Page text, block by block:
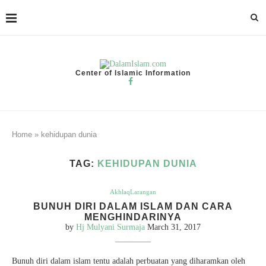
Center of Islamic Information
Home » kehidupan dunia
TAG: KEHIDUPAN DUNIA
AkhlaqLarangan
BUNUH DIRI DALAM ISLAM DAN CARA
MENGHINDARINYA
by Hj Mulyani Surmaja March 31, 2017
Bunuh diri dalam islam tentu adalah perbuatan yang diharamkan oleh